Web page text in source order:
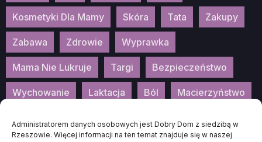
Administratorem danych osobowych jest Dobry Dom z siedzibą w
Rzeszowie. Więcej informacji na ten temat znajduje się w naszej
Kosmetyki Dla Mamy Skóra Tata Zakupy
Zabawa Zdrowie Wyprawka
Mama Nie Lukruje Targi Bezpieczeństwo
Wychowanie Laktacja Ból Macierzyństwo